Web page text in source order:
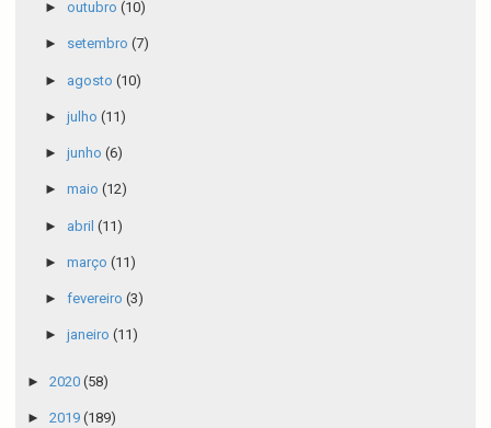
► outubro (10)
► setembro (7)
► agosto (10)
► julho (11)
► junho (6)
► maio (12)
► abril (11)
► março (11)
► fevereiro (3)
► janeiro (11)
► 2020 (58)
► 2019 (189)